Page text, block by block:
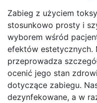
Zabieg z użyciem
stosunkowo prosty i
wyborem wśród
efektów estetycznych.
przeprowadza
ocenić jego stan
dotyczące zabiegu.
dezynfekowane, a w